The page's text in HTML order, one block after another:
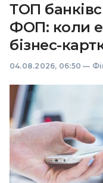
ТОП
ФОП: коли
бізнес-
04.08.2026, 06:50 —